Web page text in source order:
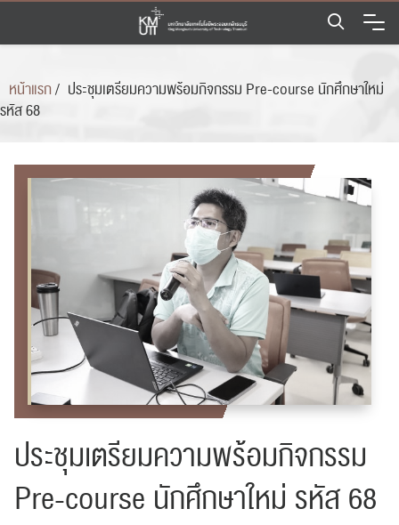
Skip
content
หน้าแรก/ ประชุมเตรียมความพร้อมกิจกรรม Pre-course นักศึกษาใหม่
รหัส 68
ประชุมเตรียมความพร้อมกิจกรรม
Pre-course นักศึกษาใหม่ รหัส 68